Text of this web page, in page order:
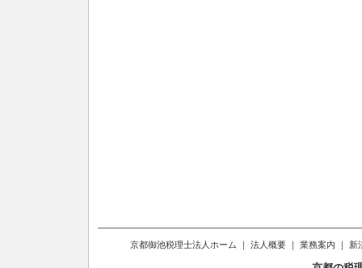
京都御池税理士法人ホーム ｜ 法人概要 ｜ 業務案内 ｜ 新